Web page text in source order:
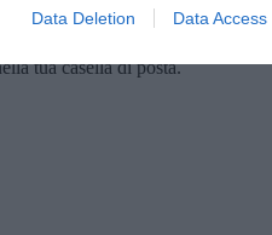
Data Deletion Data Access
alla
tua casella di posta.